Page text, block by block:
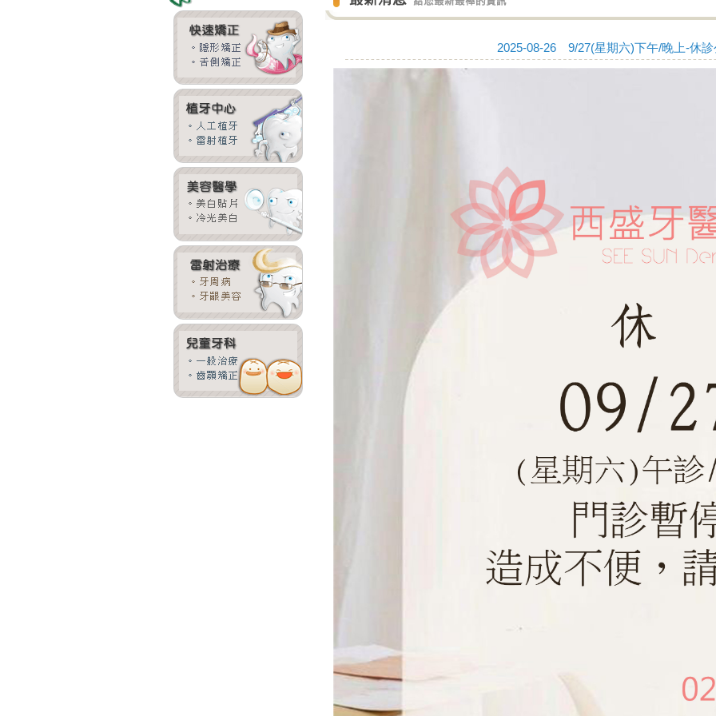
2025-08-26 9/27(星期六)下午/晚上-休診